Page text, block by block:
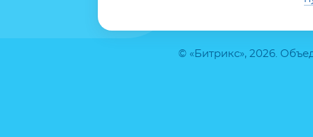
© «Битрикс», 2026.